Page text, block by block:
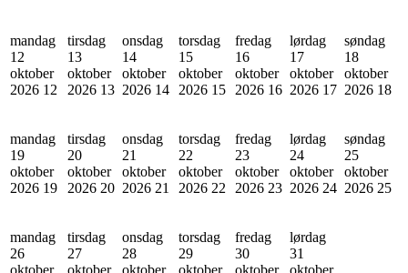
mandag
12
oktober
2026 12
tirsdag
13
oktober
2026 13
onsdag
14
oktober
2026 14
torsdag
15
oktober
2026 15
fredag
16
oktober
2026 16
lørdag
17
oktober
2026 17
søndag
18
oktober
2026 18
mandag
19
oktober
2026 19
tirsdag
20
oktober
2026 20
onsdag
21
oktober
2026 21
torsdag
22
oktober
2026 22
fredag
23
oktober
2026 23
lørdag
24
oktober
2026 24
søndag
25
oktober
2026 25
mandag
26
oktober
tirsdag
27
oktober
onsdag
28
oktober
torsdag
29
oktober
fredag
30
oktober
lørdag
31
oktober